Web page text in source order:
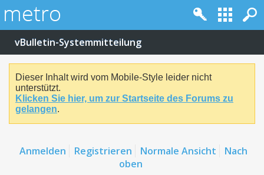
vBulletin-Systemmitteilung
Dieser Inhalt wird vom Mobile-Style leider nicht
unterstützt.
Klicken Sie hier, um zur Startseite des Forums zu
gelangen.
Anmelden Registrieren Normale Ansicht
Nach
oben